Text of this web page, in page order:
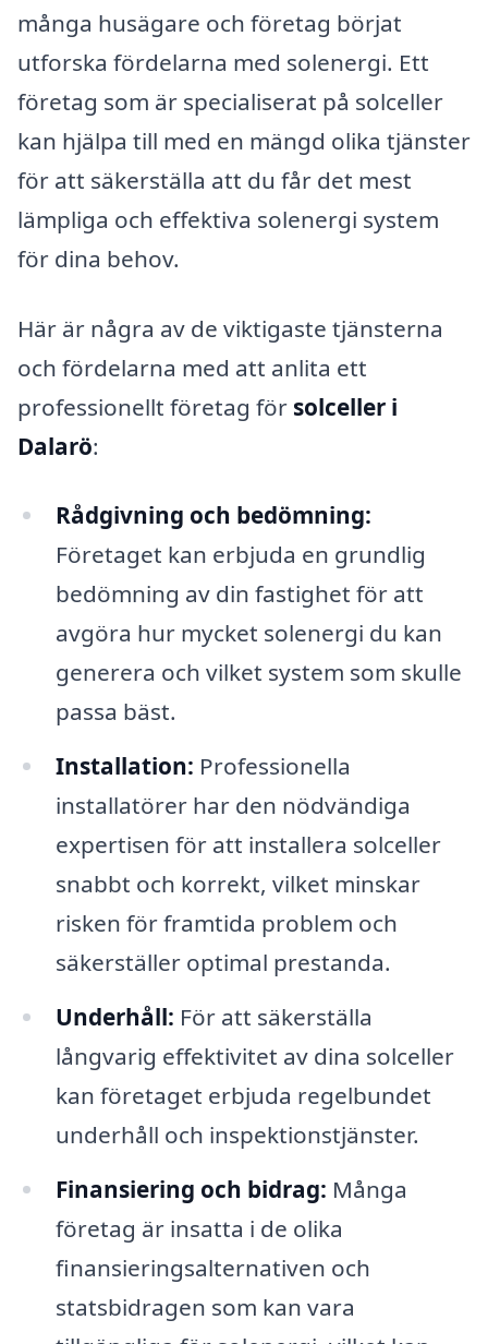
många husägare och företag börjat
utforska fördelarna med solenergi. Ett
företag som är specialiserat på solceller
kan hjälpa till med en mängd olika tjänster
för att säkerställa att du får det mest
lämpliga och effektiva solenergi system
för dina behov.
Här är några av de viktigaste tjänsterna
och fördelarna med att anlita ett
professionellt företag för solceller i
Dalarö:
Rådgivning och bedömning:
Företaget kan erbjuda en grundlig
bedömning av din fastighet för att
avgöra hur mycket solenergi du kan
generera och vilket system som skulle
passa bäst.
Installation: Professionella
installatörer har den nödvändiga
expertisen för att installera solceller
snabbt och korrekt, vilket minskar
risken för framtida problem och
säkerställer optimal prestanda.
Underhåll: För att säkerställa
långvarig effektivitet av dina solceller
kan företaget erbjuda regelbundet
underhåll och inspektionstjänster.
Finansiering och bidrag: Många
företag är insatta i de olika
finansieringsalternativen och
statsbidragen som kan vara